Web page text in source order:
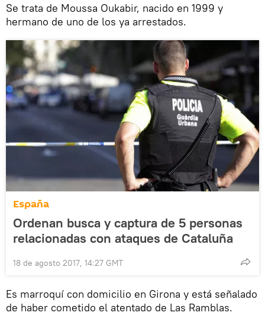
Se trata de Moussa Oukabir, nacido en 1999 y
hermano de uno de los ya arrestados.
España
Ordenan busca y captura de 5 personas
relacionadas con ataques de Cataluña
18 de agosto 2017, 14:27 GMT
Es marroquí con domicilio en Girona y está señalado
de haber cometido el atentado de Las Ramblas.